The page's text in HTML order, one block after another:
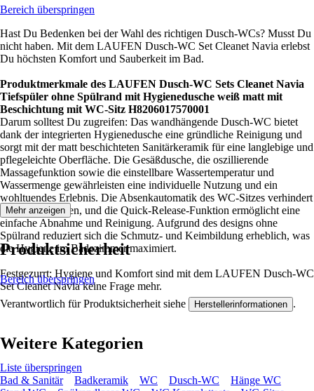
Bereich überspringen
Hast Du Bedenken bei der Wahl des richtigen Dusch-WCs? Musst Du
nicht haben. Mit dem LAUFEN Dusch-WC Set Cleanet Navia erlebst
Du höchsten Komfort und Sauberkeit im Bad.
Produktmerkmale des LAUFEN Dusch-WC Sets Cleanet Navia
Tiefspüler ohne Spülrand mit Hygienedusche weiß matt mit
Beschichtung mit WC-Sitz H8206017570001
Darum solltest Du zugreifen: Das wandhängende Dusch-WC bietet
dank der integrierten Hygienedusche eine gründliche Reinigung und
sorgt mit der matt beschichteten Sanitärkeramik für eine langlebige und
pflegeleichte Oberfläche. Die Gesäßdusche, die oszillierende
Massagefunktion sowie die einstellbare Wassertemperatur und
Wassermenge gewährleisten eine individuelle Nutzung und ein
wohltuendes Erlebnis. Die Absenkautomatik des WC-Sitzes verhindert
lautes Zuschlagen, und die Quick-Release-Funktion ermöglicht eine
einfache Abnahme und Reinigung. Aufgrund des designs ohne
Spülrand reduziert sich die Schmutz- und Keimbildung erheblich, was
die Hygiene im Badezimmer maximiert.
Festgezurrt: Hygiene und Komfort sind mit dem LAUFEN Dusch-WC
Set Cleanet Navia keine Frage mehr.
Mehr anzeigen
Produktsicherheit
Bereich überspringen
Verantwortlich für Produktsicherheit siehe Herstellerinformationen .
Weitere Kategorien
Liste überspringen
Bad & Sanitär
Badkeramik WC Dusch-WC
Hänge WC